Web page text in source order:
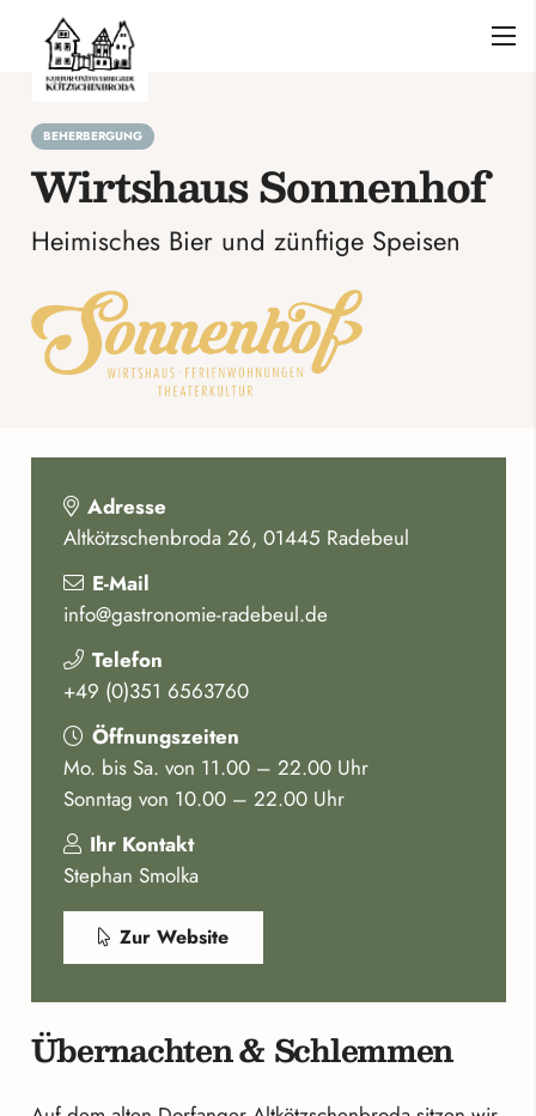
BEHERBERGUNG
Wirtshaus Sonnenhof
Heimisches Bier und zünftige Speisen
Übernachten & Schlemmen
Adresse
Altkötzschenbroda 26, 01445 Radebeul
E-Mail
info@gastronomie-radebeul.de
Telefon
+49 (0)351 6563760
Öffnungszeiten
Mo. bis Sa. von 11.00 – 22.00 Uhr
Sonntag von 10.00 – 22.00 Uhr
Ihr Kontakt
Stephan Smolka
Zur Website